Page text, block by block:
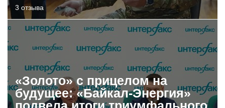
3 отзыва
«Золото» с прицелом на
будущее: «Байкал-Энергия»